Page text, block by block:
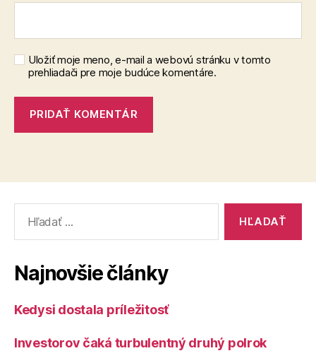
Uložiť moje meno, e-mail a webovú stránku v tomto
prehliadači pre moje budúce komentáre.
Najnovšie články
Kedysi dostala príležitosť
Investorov čaká turbulentný druhý polrok